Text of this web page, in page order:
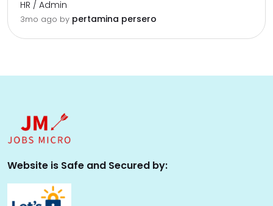
HR / Admin
3mo ago by pertamina persero
Website is Safe and Secured by: